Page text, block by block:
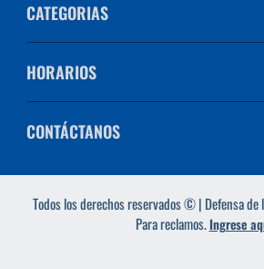
CATEGORIAS
HORARIOS
CONTÁCTANOS
Todos los derechos reservados © | Defensa de
Para reclamos.Ingrese